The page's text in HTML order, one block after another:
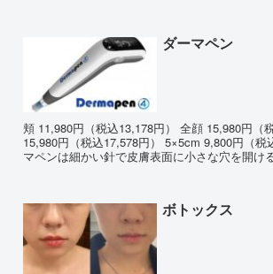
ダーマペン
頬 11,980円（税込13,178円） 全顔 15,980円（
15,980円（税込17,578円） 5×5cm 9,800円（税
マペンは細かい針で皮膚表面に小さな穴を開け
ボトックス